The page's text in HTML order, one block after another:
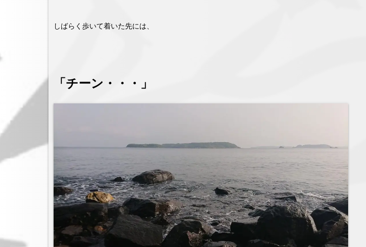
しばらく歩いて着いた先には、
「チーン・・・」